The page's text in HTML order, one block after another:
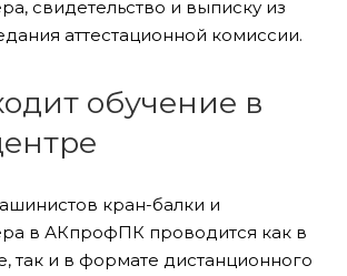
свидетельство и выписку из
аттестационной комиссии.
обучение в
кран-балки и
в АКпрофПК проводится как в
так и в формате дистанционного